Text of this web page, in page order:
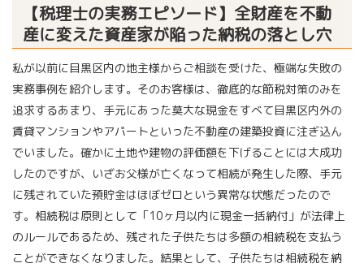
【税理士の実務エピソード】全財産を不動
産に変えた資産家が陥った納税の落とし穴
私が以前に目黒区内の地主様からご相談を受けた、極端な失敗の
実務事例を紹介します。そのお客様は、徹底的な節税対策のみを
追求するあまり、手元にあった莫大な現金をすべて目黒区内外の
賃貸マンションやアパートといった不動産の建築投資に注ぎ込ん
でいました。確かに土地や建物の評価額を下げることには大成功
したのですが、いざお父様が亡くなって相続が発生した際、手元
に残されていた預貯金はほぼゼロという異常な状態だったので
す。相続税は原則として「10ヶ月以内に現金一括納付」が法律上
のルールであるため、残された子供たちは多額の相続税を支払う
ことができなくなりました。結果として、子供たちは相続税を納